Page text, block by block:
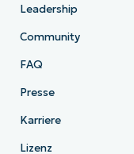
Leadership
Community
FAQ
Presse
Karriere
Lizenz